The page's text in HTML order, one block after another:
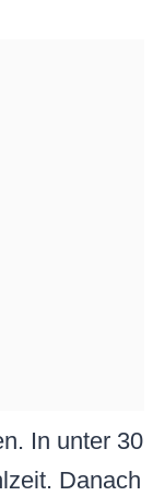
In unter 30
Danach